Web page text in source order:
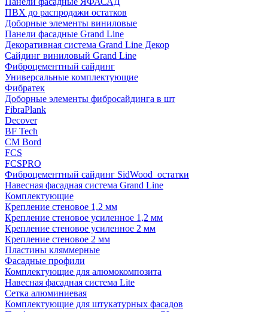
ПВХ до распродажи остатков
Доборные элементы виниловые
Панели фасадные Grand Line
Декоративная система Grand Line Декор
Сайдинг виниловый Grand Line
Фиброцементный сайдинг
Универсальные комплектующие
Фибратек
Доборные элементы фибросайдинга в шт
FibraPlank
Decover
BF Tech
CM Bord
FCS
FCSPRO
Фиброцементный сайдинг SidWood_остатки
Навесная фасадная система Grand Line
Комплектующие
Крепление стеновое 1,2 мм
Крепление стеновое усиленное 1,2 мм
Крепление стеновое усиленное 2 мм
Крепление стеновое 2 мм
Пластины кляммерные
Фасадные профили
Комплектующие для алюмокомпозита
Навесная фасадная система Lite
Сетка алюминиевая
Комплектующие для штукатурных фасадов